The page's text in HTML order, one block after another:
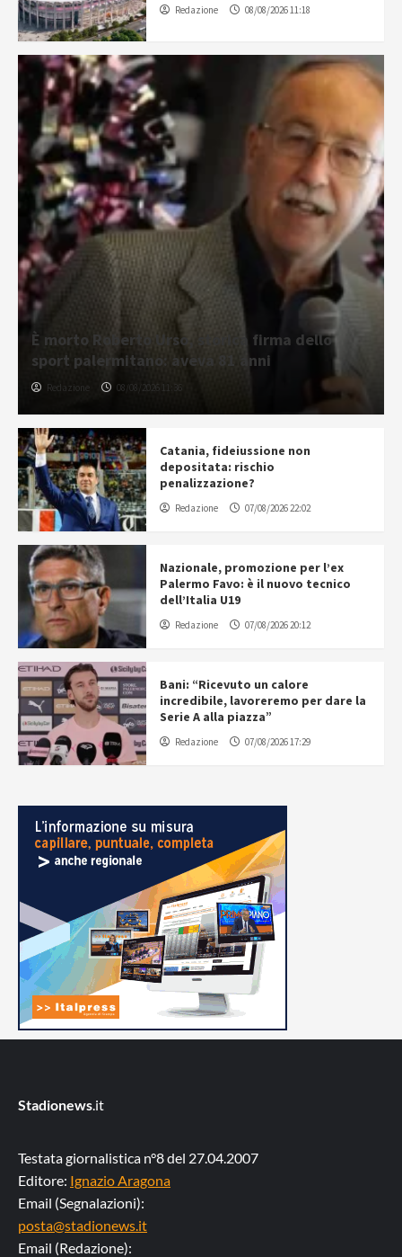
Redazione 08/08/2026 11:18
È morto Roberto Urso, storica firma dello
sport palermitano: aveva 81 anni
Redazione 08/08/2026 11:36
Catania, fideiussione non
depositata: rischio
penalizzazione?
Redazione 07/08/2026 22:02
Nazionale, promozione per l’ex
Palermo Favo: è il nuovo tecnico
dell’Italia U19
Redazione 07/08/2026 20:12
Bani: “Ricevuto un calore
incredibile, lavoreremo per dare la
Serie A alla piazza”
Redazione 07/08/2026 17:29
Stadionews .it
Testata giornalistica n°8 del 27.04.2007
Editore: Ignazio Aragona
Email (Segnalazioni):
posta@stadionews.it
Email (Redazione):